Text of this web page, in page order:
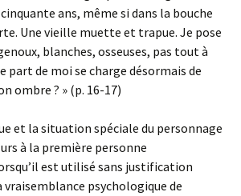
ans, même si dans la bouche
Une vieille muette et trapue. Je pose
blanches, osseuses, pas tout à
part de moi se charge désormais de
ombre ? » (p. 16-17)
et la situation spéciale du personnage
à la première personne
est utilisé sans justification
psychologique de